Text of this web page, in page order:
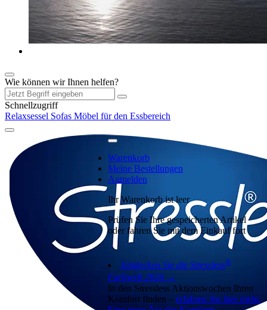
Wie können wir Ihnen helfen?
Schnellzugriff
Relaxsessel Sofas Möbel für den Essbereich
Warenkorb
Meine Bestellungen
Anmelden
Ihr Warenkorb ist leer
Prüfen Sie Ihre gespeicherten Artikel
oder fahren Sie mit dem Einkauf fort
Entdecken Sie die Stressless®
Farbwelt 2026 →
In den Stressless Aktionswochen Ihren
Komfort finden – erfahren Sie hier mehr.